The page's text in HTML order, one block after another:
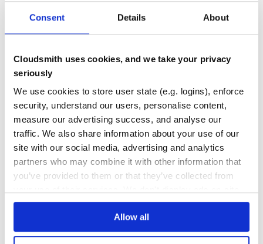
Consent Details About
Cloudsmith uses cookies, and we take your privacy
seriously
We use cookies to store user state (e.g. logins), enforce
security, understand our users, personalise content,
measure our advertising success, and analyse our
traffic. We also share information about your use of our
site with our social media, advertising and analytics
partners who may combine it with other information that
you’ve provided to them or that they’ve collected from
Allow all
，如果你不需要调用 API，也可以不传入。Access token
事件处理
on_message
on_meta_event 装饰器分别对应插件的四个上报类型（
post_type ），括号中指出要处理的消息类型（
message_type ）、通知类型（ notice_type
）、请求类型
（ request_type ）、元事件类型（ meta_event_type ），
一次可指定多个，如果留空，则会处理所有这个上报类型
的上报。在上面的例子中 handle_msg 函数将会在收到任
意渠道的消息时被调用，
函数会
在群成员增加时调用。
上面装饰器装饰的函数，统一接受一个参数，即为上报的
数据，具体数据内容见 事件上报；返回值可以是一个字
典，会被自动作为 JSON 响应返回给 CQHTTP 插件，具体
见 上报请求的响应数据格式。
0
THREAT MODELLING
No Data
REPO AUDITS
No Data
31
60
Learn how to distributecqhttpin your